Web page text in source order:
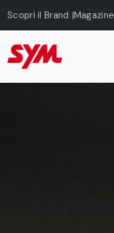
Scopri il Brand Magazine